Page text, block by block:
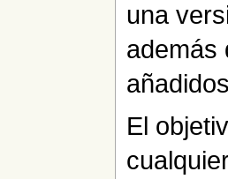
una
además
El